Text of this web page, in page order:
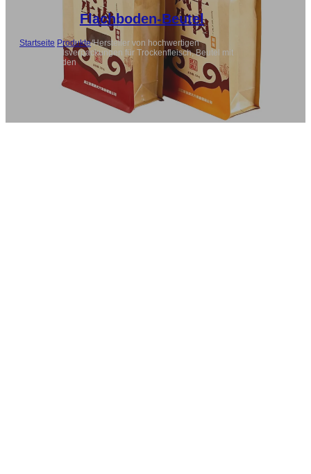
Flachboden-Beutel
Startseite Produkte/Hersteller von hochwertigen
Großhandelsverpackungen für Trockenfleisch, Beutel mit
flachem Boden